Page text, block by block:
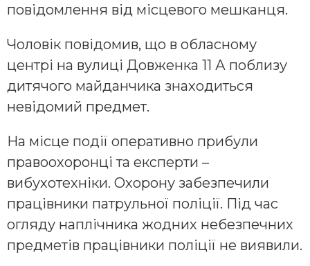
повідомлення від місцевого мешканця.
Чоловік повідомив, що в обласному
центрі на вулиці Довженка 11 А поблизу
дитячого майданчика знаходиться
невідомий предмет.
На місце події оперативно прибули
правоохоронці та експерти –
вибухотехніки. Охорону забезпечили
працівники патрульної поліції. Під час
огляду наплічника жодних небезпечних
предметів працівники поліції не виявили.